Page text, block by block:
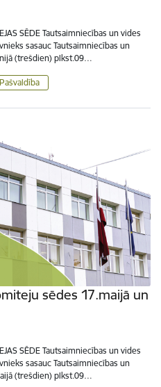
SĒDE Tautsaimniecības un vides
sasauc Tautsaimniecības un
(trešdien) plkst.09…
Pašvaldība
sēdes 17.maijā un
SĒDE Tautsaimniecības un vides
sasauc Tautsaimniecības un
(trešdien) plkst.09…